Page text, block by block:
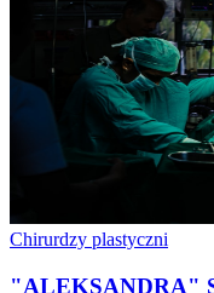
Chirurdzy plastyczni
"ALEKSANDRA"